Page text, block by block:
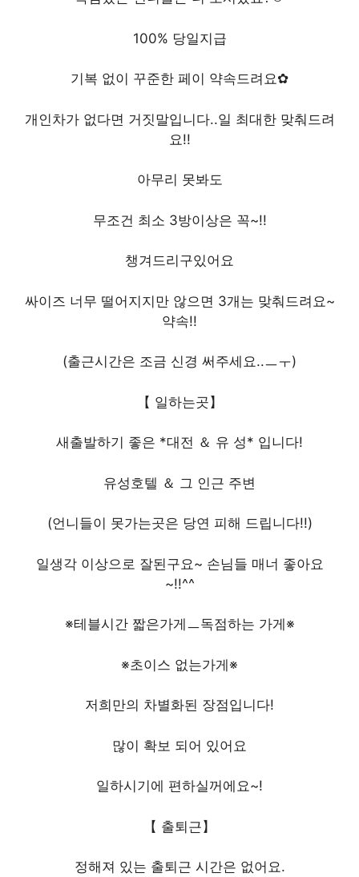
100% 당일지급
기복 없이 꾸준한 페이 약속드려요✿
개인차가 없다면 거짓말입니다..일 최대한 맞춰드려
요!!
아무리 못봐도
무조건 최소 3방이상은 꼭~!!
챙겨드리구있어요
싸이즈 너무 떨어지지만 않으면 3개는 맞춰드려요~
약속!!
(출근시간은 조금 신경 써주세요..ㅡㅜ)
【 일하는곳】
새출발하기 좋은 *대전 ＆ 유 성* 입니다!
유성호텔 ＆ 그 인근 주변
(언니들이 못가는곳은 당연 피해 드립니다!!)
일생각 이상으로 잘된구요~ 손님들 매너 좋아요
~!!^^
※테블시간 짧은가게ㅡ독점하는 가게※
※초이스 없는가게※
저희만의 차별화된 장점입니다!
많이 확보 되어 있어요
일하시기에 편하실꺼에요~!
【 출퇴근】
정해져 있는 출퇴근 시간은 없어요.